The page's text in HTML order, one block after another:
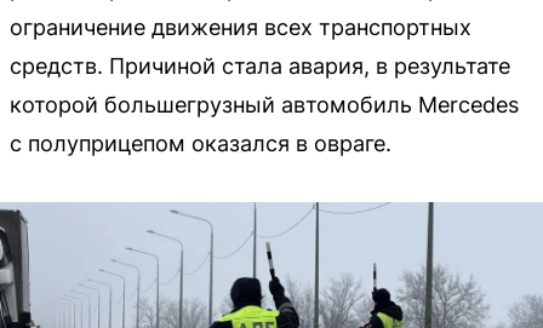
ограничение движения всех транспортных
средств. Причиной стала авария, в результате
которой большегрузный автомобиль Mercedes
с полуприцепом оказался в овраге.